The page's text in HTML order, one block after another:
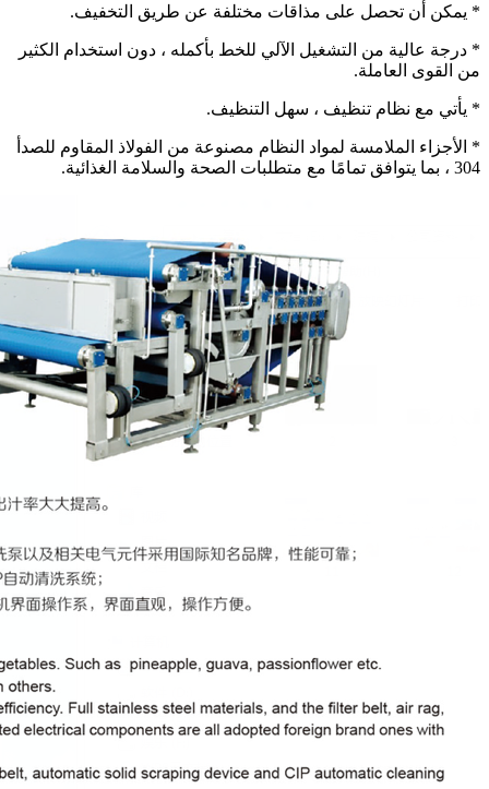
* يمكن أن تحصل على مذاقات مختلفة عن طريق التخفيف.
* درجة عالية من التشغيل الآلي للخط بأكمله ، دون استخدام الكثير
من القوى العاملة.
* يأتي مع نظام تنظيف ، سهل التنظيف.
* الأجزاء الملامسة لمواد النظام مصنوعة من الفولاذ المقاوم للصدأ
304 ، بما يتوافق تمامًا مع متطلبات الصحة والسلامة الغذائية.